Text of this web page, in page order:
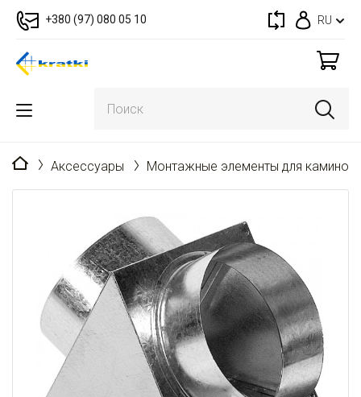
+380 (97) 080 05 10 RU
Главная
Аксессуары Монтажные элементы для каминов